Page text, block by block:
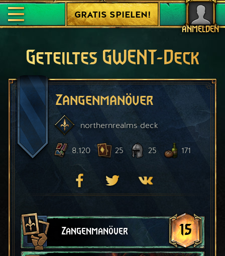
ANMELDEN
GRATIS SPIELEN!
Geteiltes GWENT-Deck
Zangenmanöver
northernrealmsdeck
8.120 25 25 171
Zangenmanöver 15